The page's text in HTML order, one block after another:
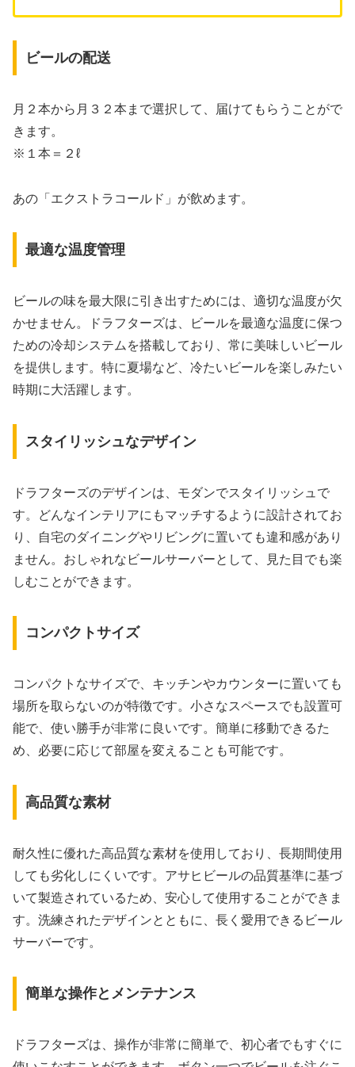
ビールの配送
月２本から月３２本まで選択して、届けてもらうことがで
きます。
※１本＝２ℓ
あの「エクストラコールド」が飲めます。
最適な温度管理
ビールの味を最大限に引き出すためには、適切な温度が欠
かせません。ドラフターズは、ビールを最適な温度に保つ
ための冷却システムを搭載しており、常に美味しいビール
を提供します。特に夏場など、冷たいビールを楽しみたい
時期に大活躍します。
スタイリッシュなデザイン
ドラフターズのデザインは、モダンでスタイリッシュで
す。どんなインテリアにもマッチするように設計されてお
り、自宅のダイニングやリビングに置いても違和感があり
ません。おしゃれなビールサーバーとして、見た目でも楽
しむことができます。
コンパクトサイズ
コンパクトなサイズで、キッチンやカウンターに置いても
場所を取らないのが特徴です。小さなスペースでも設置可
能で、使い勝手が非常に良いです。簡単に移動できるた
め、必要に応じて部屋を変えることも可能です。
高品質な素材
耐久性に優れた高品質な素材を使用しており、長期間使用
しても劣化しにくいです。アサヒビールの品質基準に基づ
いて製造されているため、安心して使用することができま
す。洗練されたデザインとともに、長く愛用できるビール
サーバーです。
簡単な操作とメンテナンス
ドラフターズは、操作が非常に簡単で、初心者でもすぐに